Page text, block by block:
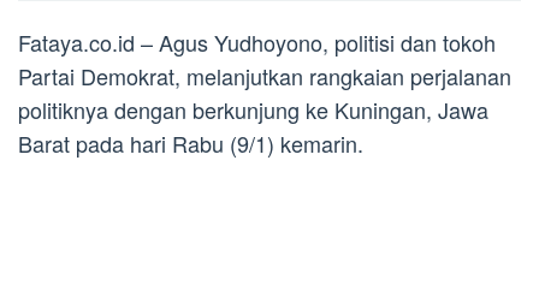
Fataya.co.id – Agus Yudhoyono, politisi dan tokoh
Partai Demokrat, melanjutkan rangkaian perjalanan
politiknya dengan berkunjung ke Kuningan, Jawa
Barat pada hari Rabu (9/1) kemarin.